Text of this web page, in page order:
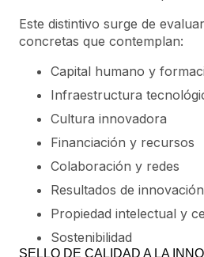
Este distintivo surge de
concretas que contemplan:
Capital humano y
Infraestructura
Cultura innovadora
Financiación y recursos
Colaboración y redes
Resultados de innovación
Propiedad intelectual y
Sostenibilidad
SELLO DE CALIDAD A LA